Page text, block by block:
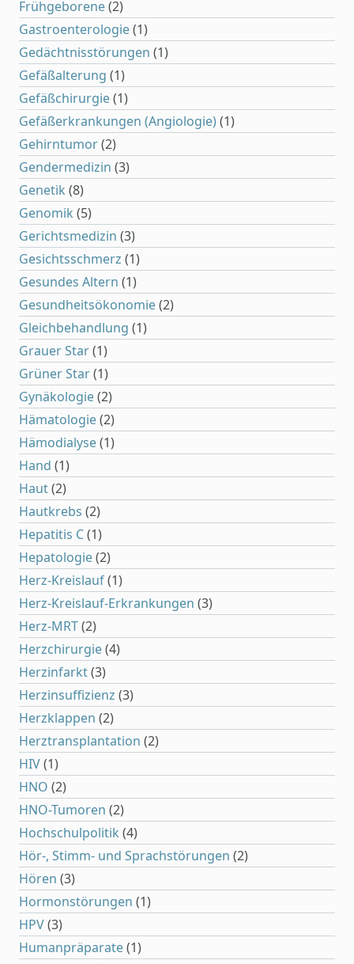
Frühgeborene(2)
Gastroenterologie(1)
Gedächtnisstörungen (1)
Gefäßalterung (1)
Gefäßchirurgie(1)
Gefäßerkrankungen (Angiologie)(1)
Gehirntumor(2)
Gendermedizin (3)
Genetik (8)
Genomik (5)
Gerichtsmedizin (3)
Gesichtsschmerz (1)
Gesundes Altern (1)
Gesundheitsökonomie(2)
Gleichbehandlung (1)
Grauer Star(1)
Grüner Star(1)
Gynäkologie(2)
Hämatologie(2)
Hämodialyse(1)
Hand (1)
Haut(2)
Hautkrebs (2)
Hepatitis C(1)
Hepatologie(2)
Herz-Kreislauf(1)
Herz-Kreislauf-Erkrankungen (3)
Herz-MRT(2)
Herzchirurgie(4)
Herzinfarkt(3)
Herzinsuffizienz (3)
Herzklappen (2)
Herztransplantation (2)
HIV(1)
HNO (2)
HNO-Tumoren (2)
Hochschulpolitik (4)
Hör-, Stimm- und Sprachstörungen (2)
Hören (3)
Hormonstörungen (1)
HPV(3)
Humanpräparate(1)